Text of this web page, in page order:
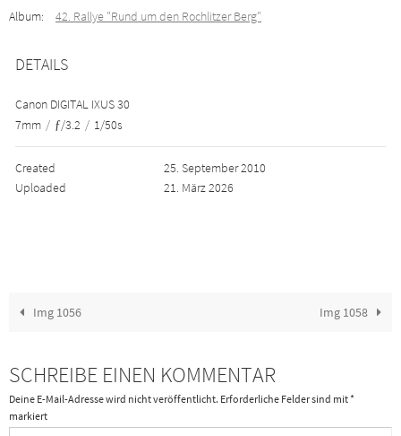
Album: 42. Rallye "Rund um den Rochlitzer Berg"
DETAILS
Canon DIGITAL IXUS 30
7mm / ƒ/3.2 / 1/50s
Created
25. September 2010
Uploaded
21. März 2026
Img 1056 Img 1058
SCHREIBE EINEN KOMMENTAR
Deine E-Mail-Adresse wird nicht veröffentlicht. Erforderliche Felder sind mit*
markiert